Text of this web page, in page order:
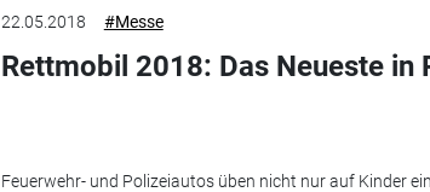
22.05.2018 #Messe
Rettmobil 2018: Das Neueste in
Feuerwehr- und Polizeiautos üben nicht nur auf Kinder